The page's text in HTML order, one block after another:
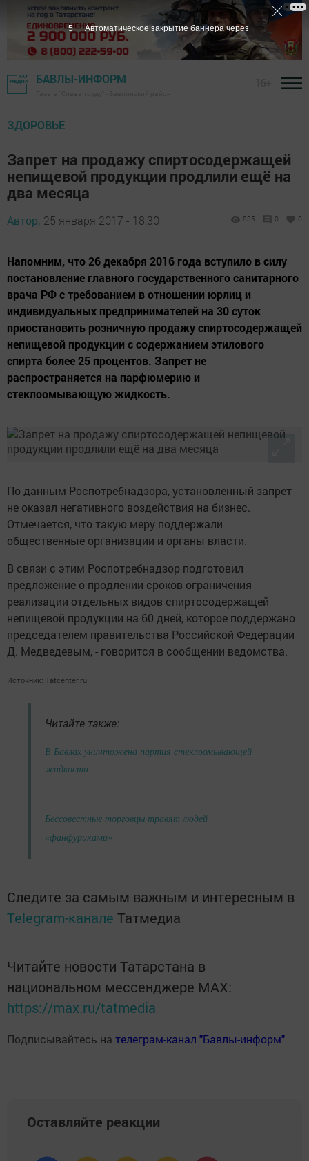
БАВЛЫ-ИНФОРМ
ЗДОРОВЬЕ
Запрет на продажу спиртосодержащей
непищевой продукции продлили ещё на
два месяца
Автор, 25 января 2017 - 18:30 835 0 0
Напомним, что 26 декабря 2016 года вступило в силу
постановление главного государственного санитарного
врача РФ с требованием в отношении юрлиц и
индивидуальных предпринимателей на 30 суток
приостановить розничную продажу спиртосодержащей
непищевой продукции с содержанием этилового
спирта более 25 процентов. Запрет не
распространяется на парфюмерию и
стеклоомывающую жидкость.
По данным Роспотребнадзора, установленный запрет
не оказал негативного воздействия на бизнес.
Отмечается, что такую меру поддержали
общественные организации и органы власти.
В связи с этим Роспотребнадзор подготовил
предложение о продлении сроков ограничения
реализации отдельных видов спиртосодержащей
непищевой продукции на 60 дней, которое поддержано
председателем правительства Российской Федерации
Д. Медведевым, - говорится в сообщении ведомства.
Источник: Tatcenter.ru
Читайте также:
В Бавлах уничтожена партия стеклоомывающей
жидкости
Бессовестные торговцы травят людей
«фанфуриками»
Следите за самым важным и интересным в
Telegram-канале Татмедиа
Читайте новости Татарстана в
национальном мессенджере MАХ:
https://max.ru/tatmedia
Подписывайтесь на телеграм-канал "Бавлы-информ"
Оставляйте реакции
5 Автоматическое закрытие баннера через